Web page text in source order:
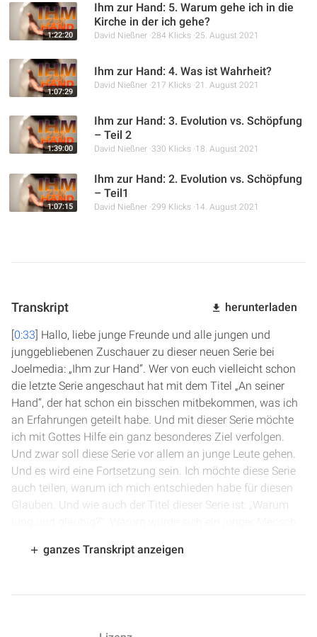
1:22:20
Ihm zur Hand: 5. Warum gehe ich in die
Kirche in der ich gehe?
David Nießner 284 Klicks 25. August 2021
1:07:29
Ihm zur Hand: 4. Was ist Wahrheit?
David Nießner 217 Klicks 21. August 2021
1:39:00
Ihm zur Hand: 3. Evolution vs. Schöpfung
– Teil 2
David Nießner 330 Klicks 18. August 2021
1:07:15
Ihm zur Hand: 2. Evolution vs. Schöpfung
– Teil1
David Nießner 299 Klicks 14. August 2021
Transkript herunterladen
[0:33] Hallo, liebe junge Freunde und alle jungen und
junggebliebenen Zuschauer zu dieser neuen Serie bei
Joelmedia: „Ihm zur Hand“. Wer von euch vielleicht schon
die letzte Serie angeschaut hat mit dem Titel „An seiner
Hand“, der hat schon ein bisschen mitbekommen, was ich
an Erfahrungen geteilt habe. Und mit dieser Serie möchte
ich mit Gottes Hilfe ein ganz besonderes Ziel verfolgen.
Und zwar soll diese Serie vor allem an junge Leute gehen.
Und es wird eine Fortsetzung sein. Ich möchte diese Serie
auch teilen, warum ich mich entschieden habe für diesen
Glauben. Und wie auch der Titel dieser Serie ist: „Warum
frommes und langweiliges, staubiges Leben bezeichnet?
ganzes Transkript anzeigen